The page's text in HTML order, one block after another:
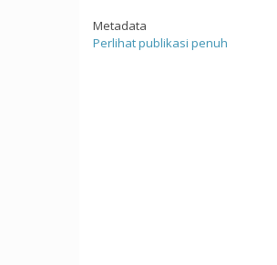
Metadata
Perlihat publikasi penuh